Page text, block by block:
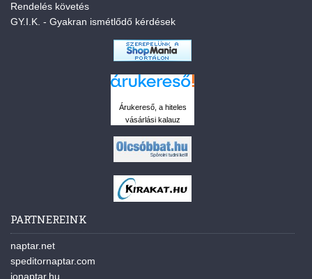
Rendelés követés
GY.I.K. - Gyakran ismétlődő kérdések
Árukereső, a hiteles
vásárlási kalauz
PARTNEREINK
naptar.net
speditornaptar.com
jonaptar.hu